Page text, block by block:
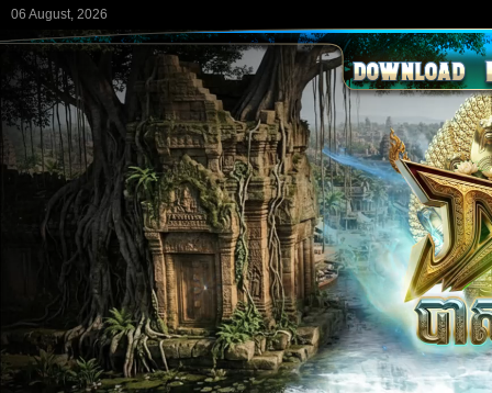
06 August, 2026